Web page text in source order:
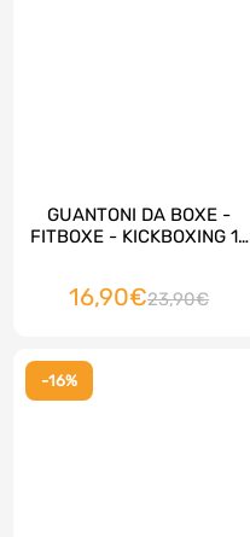
GUANTONI DA BOXE -
FITBOXE - KICKBOXING 16
16,90€23,90€
-16%